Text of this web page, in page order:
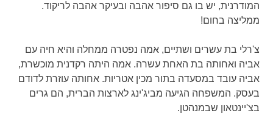
המודרנית, יש בו גם סיפור אהבה ובעיקר אהבה לריקוד.
ממליצה בחום!
צ'רלי בת עשרים ושתיים, אמה נפטרה ממחלה והיא חיה עם
אביה ואחותה בת האחת עשרה. אמה היתה רקדנית מוכשרת,
אביה עובד במסעדה בתור מכין אטריות. אחותה עוזרת לדודם
בעסק. המשפחה הגיעה מביג'ינג לארצות הברית, הם גרים
בצ'יינטאון שבמנהטן.